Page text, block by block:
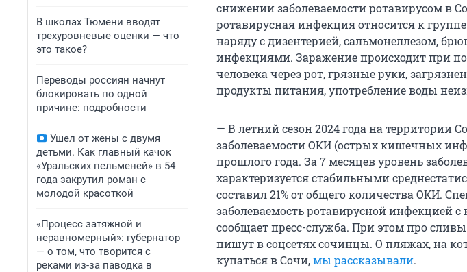
В школах Тюмени вводят
трехуровневые оценки — что
это такое?
Переводы россиян начнут
блокировать по одной
причине: подробности
Ушел от жены с двумя
детьми. Как главный качок
«Уральских пельменей» в 54
года закрутил роман с
молодой красоткой
«Процесс затяжной и
неравномерный»: губернатор
— о том, что творится с
реками из-за паводка в
снижении заболеваемости ротавирусом в
ротавирусная инфекция относится к
наряду с дизентерией, сальмонеллезом,
инфекциями. Заражение происходит при
человека через рот, грязные руки,
продукты питания, употребление воды
— В летний сезон 2024 года на территории
заболеваемости ОКИ (острых кишечных
прошлого года. За 7 месяцев уровень
характеризуется стабильными
составил 21% от общего количества ОКИ.
заболеваемость ротавирусной инфекцией
сообщает пресс-служба. При этом про
пишут в соцсетях сочинцы. О пляжах, на
купаться в Сочи,мы рассказывали.